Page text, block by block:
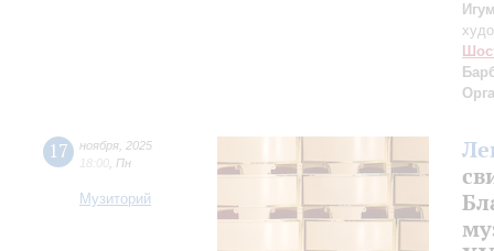
17 ноября 2025
18:00 Пн
Музиторий